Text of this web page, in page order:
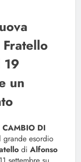
un
CAMBIO DI
grande esordio
di Alfonso